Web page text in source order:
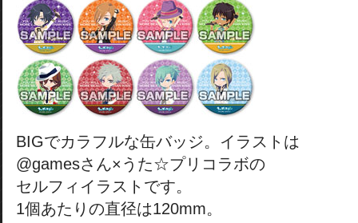
BIGでカラフルな缶バッジ。イラストは
@gamesさん×うた☆プリコラボの
セルフィイラストです。
1個あたりの直径は120mm。